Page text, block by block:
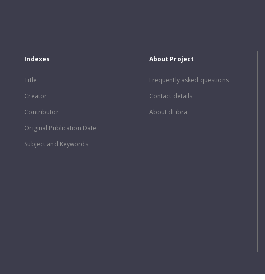
Indexes
Title
Creator
Contributor
Original Publication Date
Subject and Keywords
About Project
Frequently asked questions
Contact details
About dLibra